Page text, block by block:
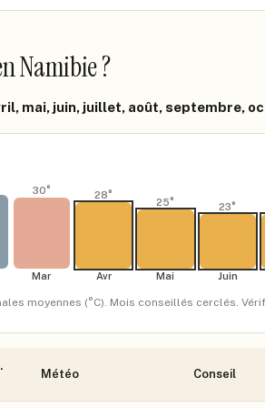
Namibie?
mai, juin, juillet, août, septembre,
30°
Mar
28°
Avr
25°
Mai
23°
Juin
moyennes (°C). Mois conseillés cerclés.
Météo Conseil